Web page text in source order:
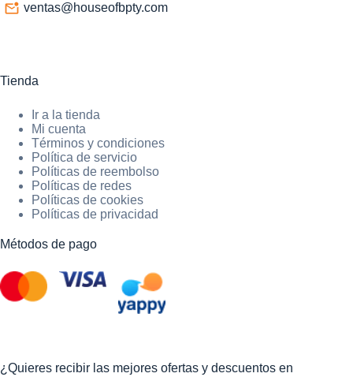
ventas@houseofbpty.com
Tienda
Ir a la tienda
Mi cuenta
Términos y condiciones
Política de servicio
Políticas de reembolso
Políticas de redes
Políticas de cookies
Políticas de privacidad
Métodos de pago
¿Quieres recibir las mejores ofertas y descuentos en